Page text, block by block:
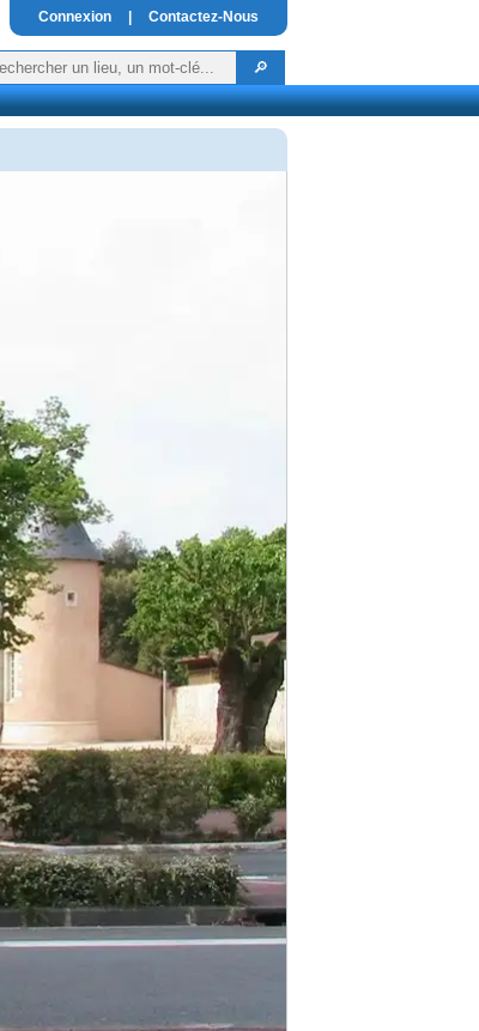
Connexion Contactez-Nous